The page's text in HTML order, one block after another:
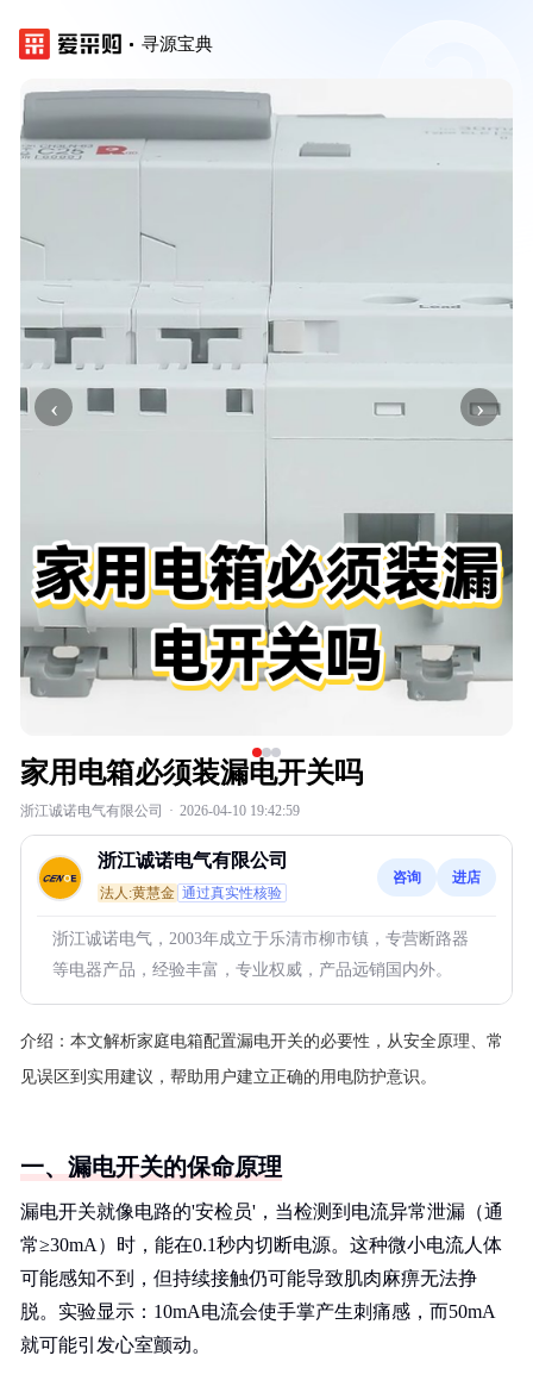
寻源宝典
‹ ›
家用电箱必须装漏电开关吗
浙江诚诺电气有限公司 · 2026-04-10 19:42:59
浙江诚诺电气有限公司
法人:黄慧金 通过真实性核验
咨询 进店
浙江诚诺电气，2003年成立于乐清市柳市镇，专营断路器
等电器产品，经验丰富，专业权威，产品远销国内外。
介绍： 本文解析家庭电箱配置漏电开关的必要性，从安全原理、常
见误区到实用建议，帮助用户建立正确的用电防护意识。
一、漏电开关的保命原理
漏电开关就像电路的'安检员'，当检测到电流异常泄漏（通
常≥30mA）时，能在0.1秒内切断电源。这种微小电流人体
可能感知不到，但持续接触仍可能导致肌肉麻痹无法挣
脱。实验显示：10mA电流会使手掌产生刺痛感，而50mA
就可能引发心室颤动。